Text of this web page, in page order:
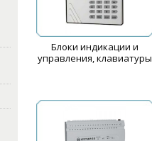
Блоки индикации и
управления, клавиатуры